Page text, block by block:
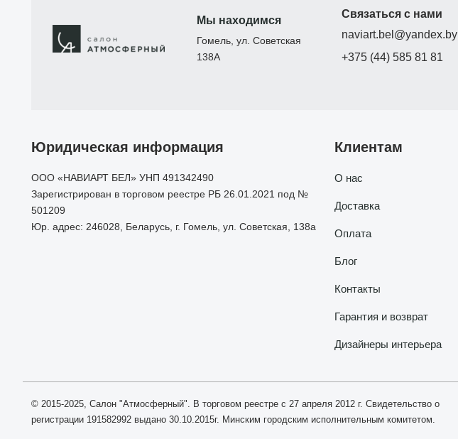
Мы находимся
Гомель, ул. Советская
138А
Связаться с нами
naviart.bel@yandex.by
+375 (44) 585 81 81
Юридическая информация
ООО «НАВИАРТ БЕЛ» УНП 491342490
Зарегистрирован в торговом реестре РБ 26.01.2021 под №
501209
Юр. адрес: 246028, Беларусь, г. Гомель, ул. Советская, 138а
Клиентам
О нас
Доставка
Оплата
Блог
Контакты
Гарантия и возврат
Дизайнеры интерьера
© 2015-2025, Салон "Атмосферный". В торговом реестре с 27 апреля 2012 г. Свидетельство о
регистрации 191582992 выдано 30.10.2015г. Минским городским исполнительным комитетом.